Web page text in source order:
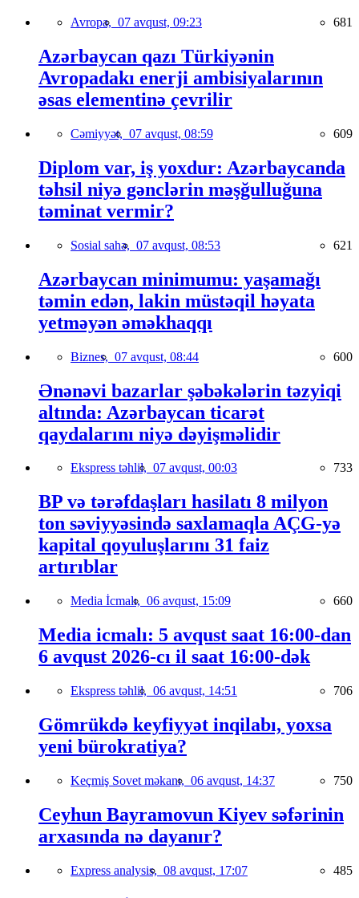
Avropa, 07 avqust, 09:23 681
Azərbaycan qazı Türkiyənin
Avropadakı enerji ambisiyalarının
əsas elementinə çevrilir
Cəmiyyət, 07 avqust, 08:59 609
Diplom var, iş yoxdur: Azərbaycanda
təhsil niyə gənclərin məşğulluğuna
təminat vermir?
Sosial sahə, 07 avqust, 08:53 621
Azərbaycan minimumu: yaşamağı
təmin edən, lakin müstəqil həyata
yetməyən əməkhaqqı
Biznes, 07 avqust, 08:44 600
Ənənəvi bazarlar şəbəkələrin təzyiqi
altında: Azərbaycan ticarət
qaydalarını niyə dəyişməlidir
Ekspress təhlil, 07 avqust, 00:03 733
BP və tərəfdaşları hasilatı 8 milyon
ton səviyyəsində saxlamaqla AÇG-yə
kapital qoyuluşlarını 31 faiz
artırıblar
Media İcmalı, 06 avqust, 15:09 660
Media icmalı: 5 avqust saat 16:00-dan
6 avqust 2026-cı il saat 16:00-dək
Ekspress təhlil, 06 avqust, 14:51 706
Gömrükdə keyfiyyət inqilabı, yoxsa
yeni bürokratiya?
Keçmiş Sovet məkanı, 06 avqust, 14:37 750
Ceyhun Bayramovun Kiyev səfərinin
arxasında nə dayanır?
Express analysis, 08 avqust, 17:07 485